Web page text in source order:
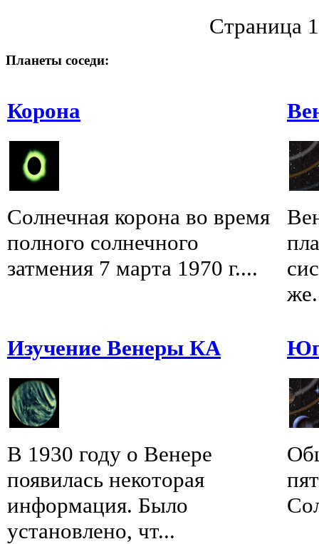
Страница
Планеты соседи:
Корона
Солнечная корона во время
полного солнечного
затмения 7 марта 1970 г....
Изучение Венеры КА
В 1930 году о Венере
появилась некоторая
информация. Было
установлено, чт...